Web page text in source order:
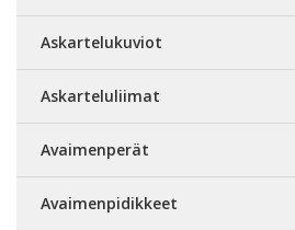
Askartelukuviot
Askarteluliimat
Avaimenperät
Avaimenpidikkeet